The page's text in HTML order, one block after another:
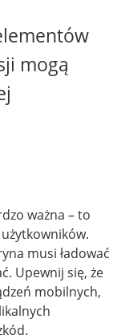
mogą
ważna – to
musi ładować
Upewnij się, że
mobilnych,